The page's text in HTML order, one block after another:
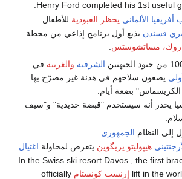
الألماني يحظر العبودية للأطفال.
فسندن يذيع أول برنامج إذاعي من محطة
روك، مساتشوستس
الشرقية والغربية في
يضعون سلاحهم في هدنة غير مصرّح بها.
بضعة أيام.
يحذر أنه سيستخدم "قبضة حديدية" و"سيف
إلى النظام الجمهوري
هيپوليتو يريگوين يتعرض لمحاولة اغتيال
- In the Swiss ski resort Davos , the first
lift in the إرنست كونستام officially